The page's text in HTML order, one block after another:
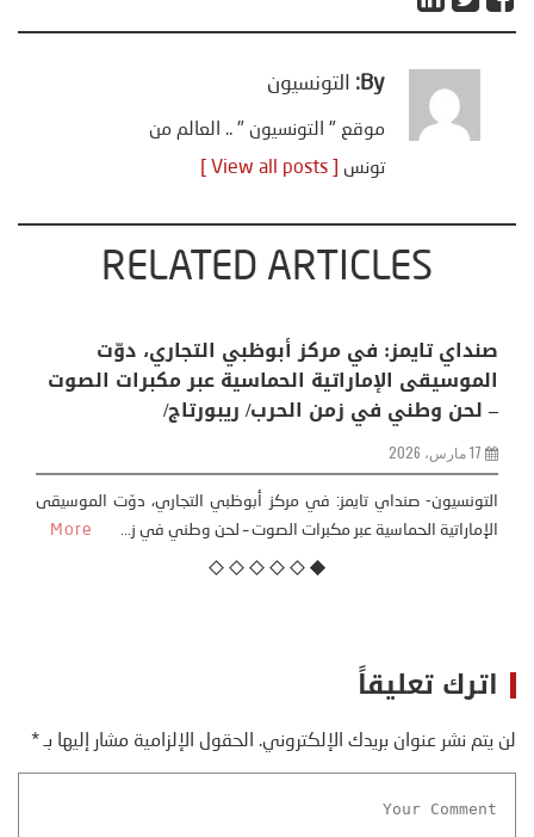
By: التونسيون
موقع " التونسيون " .. العالم من
تونس
RELATED ARTICLES
في عامها الـ95: المملكة العربية السعودية …
تحديات إقليمية وآفاق مستقبلية واعدة
22 سبتمبر، 2025
تونس- التونسيون تحتفل غدا الثلاثاء 23 سبتمبر 2025 المملكة العربية
السعودية بعيدها الوطني الـ95 تحت شعار “عزّنا بطب...
More
اترك تعليقاً
لن يتم نشر عنوان بريدك الإلكتروني. الحقول الإلزامية مشار إليها بـ*